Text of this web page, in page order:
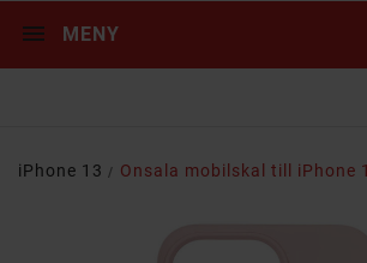
MENY
iPhone 13 Onsala mobilskal till iPhone